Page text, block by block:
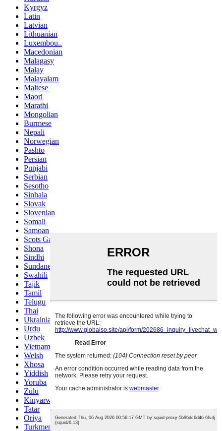
Kyrgyz
Latin
Latvian
Lithuanian
Luxembou..
Macedonian
Malagasy
Malay
Malayalam
Maltese
Maori
Marathi
Mongolian
Burmese
Nepali
Norwegian
Pashto
Persian
Punjabi
Serbian
Sesotho
Sinhala
Slovak
Slovenian
Somali
Samoan
Scots Gaelic
Shona
Sindhi
Sundanese
Swahili
Tajik
Tamil
Telugu
Thai
Ukrainian
Urdu
Uzbek
Vietnamese
Welsh
Xhosa
Yiddish
Yoruba
Zulu
Kinyarwanda
Tatar
Oriya
Turkmen